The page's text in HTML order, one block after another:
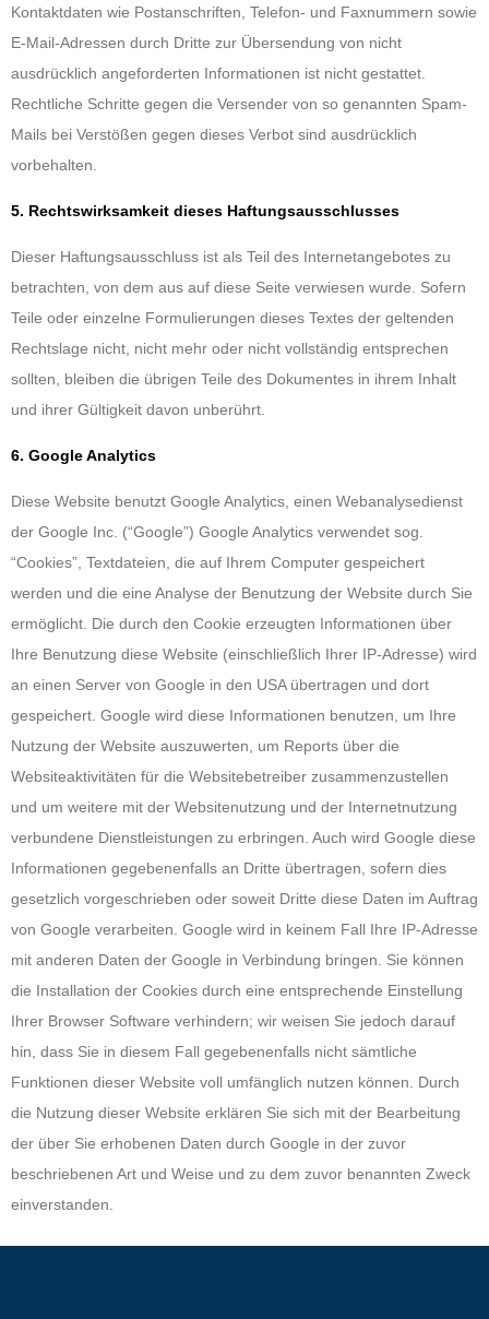
Kontaktdaten wie Postanschriften, Telefon- und Faxnummern sowie
E-Mail-Adressen durch Dritte zur Übersendung von nicht
ausdrücklich angeforderten Informationen ist nicht gestattet.
Rechtliche Schritte gegen die Versender von so genannten Spam-
Mails bei Verstößen gegen dieses Verbot sind ausdrücklich
vorbehalten.
5. Rechtswirksamkeit dieses Haftungsausschlusses
Dieser Haftungsausschluss ist als Teil des Internetangebotes zu
betrachten, von dem aus auf diese Seite verwiesen wurde. Sofern
Teile oder einzelne Formulierungen dieses Textes der geltenden
Rechtslage nicht, nicht mehr oder nicht vollständig entsprechen
sollten, bleiben die übrigen Teile des Dokumentes in ihrem Inhalt
und ihrer Gültigkeit davon unberührt.
6. Google Analytics
Diese Website benutzt Google Analytics, einen Webanalysedienst
der Google Inc. (“Google”) Google Analytics verwendet sog.
“Cookies”, Textdateien, die auf Ihrem Computer gespeichert
werden und die eine Analyse der Benutzung der Website durch Sie
ermöglicht. Die durch den Cookie erzeugten Informationen über
Ihre Benutzung diese Website (einschließlich Ihrer IP-Adresse) wird
an einen Server von Google in den USA übertragen und dort
gespeichert. Google wird diese Informationen benutzen, um Ihre
Nutzung der Website auszuwerten, um Reports über die
Websiteaktivitäten für die Websitebetreiber zusammenzustellen
und um weitere mit der Websitenutzung und der Internetnutzung
verbundene Dienstleistungen zu erbringen. Auch wird Google diese
Informationen gegebenenfalls an Dritte übertragen, sofern dies
gesetzlich vorgeschrieben oder soweit Dritte diese Daten im Auftrag
von Google verarbeiten. Google wird in keinem Fall Ihre IP-Adresse
mit anderen Daten der Google in Verbindung bringen. Sie können
die Installation der Cookies durch eine entsprechende Einstellung
Ihrer Browser Software verhindern; wir weisen Sie jedoch darauf
hin, dass Sie in diesem Fall gegebenenfalls nicht sämtliche
Funktionen dieser Website voll umfänglich nutzen können. Durch
die Nutzung dieser Website erklären Sie sich mit der Bearbeitung
der über Sie erhobenen Daten durch Google in der zuvor
beschriebenen Art und Weise und zu dem zuvor benannten Zweck
einverstanden.